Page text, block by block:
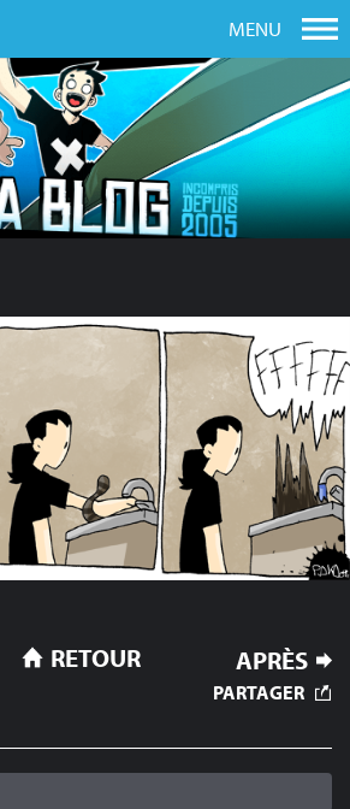
MENU
APRÈS
RETOUR
PARTAGER